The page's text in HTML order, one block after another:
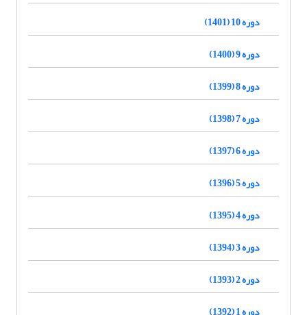
دوره 10 (1401)
دوره 9 (1400)
دوره 8 (1399)
دوره 7 (1398)
دوره 6 (1397)
دوره 5 (1396)
دوره 4 (1395)
دوره 3 (1394)
دوره 2 (1393)